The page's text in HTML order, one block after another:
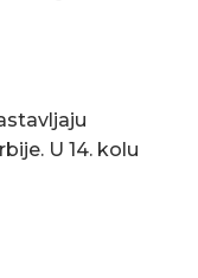
U 14. kolu